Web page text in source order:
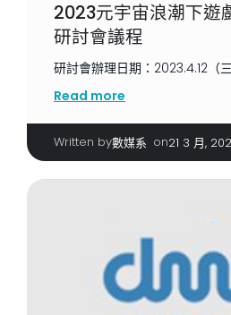
2023元宇宙浪潮下遊
研討會議程
研討會辦理日期：2023.4.12（三
Read more
Written by數媒系 on21 3 月,